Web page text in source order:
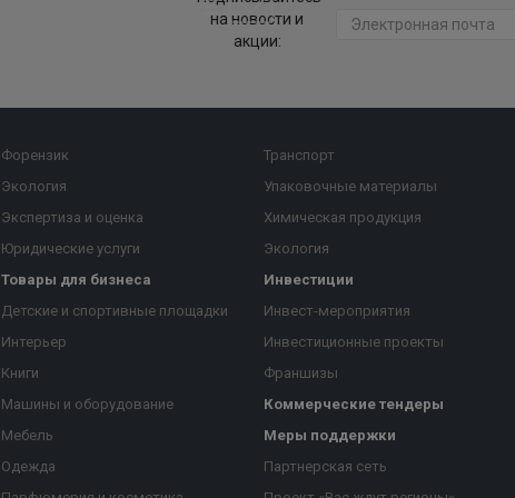
на новости и
акции:
Форензик
Экология
Экспертиза и оценка
Юридические услуги
Товары для бизнеса
Детские и спортивные площадки
Интерьер
Книги
Машины и оборудование
Мебель
Одежда
Транспорт
Упаковочные материалы
Химическая продукция
Экология
Инвестиции
Инвест-мероприятия
Инвестиционные проекты
Франшизы
Коммерческие тендеры
Меры поддержки
Партнерская сеть